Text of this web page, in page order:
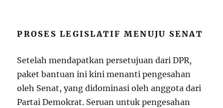
PROSES LEGISLATIF MENUJU SENAT
Setelah mendapatkan persetujuan dari DPR,
paket bantuan ini kini menanti pengesahan
oleh Senat, yang didominasi oleh anggota dari
Partai Demokrat. Seruan untuk pengesahan